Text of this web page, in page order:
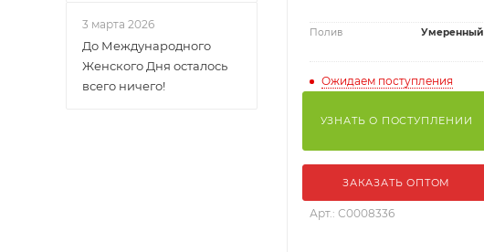
Полив Умеренный
Ожидаем поступления
УЗНАТЬ О ПОСТУПЛЕНИИ
ЗАКАЗАТЬ ОПТОМ
Арт.: С0008336
3 марта 2026
До Международного
Женского Дня осталось
всего ничего!